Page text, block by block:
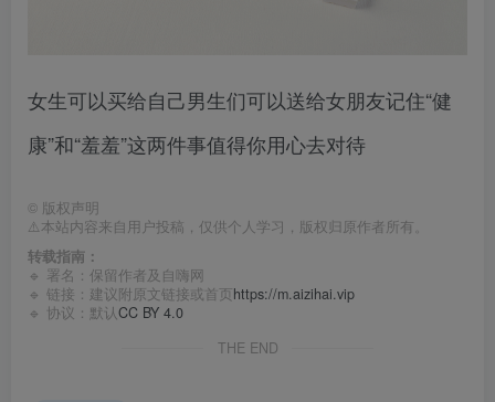
女生可以买给自己男生们可以送给女朋友记住“健
康”和“羞羞”这两件事值得你用心去对待
© 版权声明
⚠️本站内容来自用户投稿，仅供个人学习，版权归原作者所有。
转载指南：
🔹 署名：保留作者及 自嗨网
🔹 链接：建议附原文链接或首页https://m.aizihai.vip
🔹 协议：默认CC BY 4.0
THE END